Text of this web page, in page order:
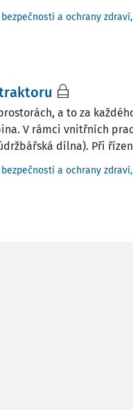
a ochrany zdraví,
a to za
V rámci vnitřních
dílna). Při
a ochrany zdraví,